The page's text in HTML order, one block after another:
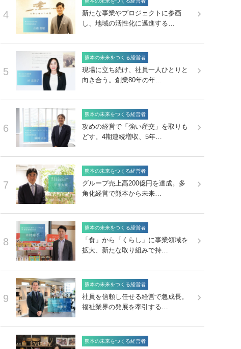
4
新たな事業やプロジェクトに参画
し、地域の活性化に邁進する…
5
熊本の未来をつくる経営者
現場に立ち続け、社員一人ひとりと
向き合う。創業80年の年…
6
熊本の未来をつくる経営者
攻めの経営で「強い産交」を取りも
どす。4期連続増収、5年…
7
熊本の未来をつくる経営者
グループ売上高200億円を達成。多
角化経営で熊本から未来…
8
熊本の未来をつくる経営者
「食」から「くらし」に事業領域を
拡大、新たな取り組みで持…
9
熊本の未来をつくる経営者
社員を信頼し任せる経営で急成長。
福祉業界の発展を牽引する…
熊本の未来をつくる経営者